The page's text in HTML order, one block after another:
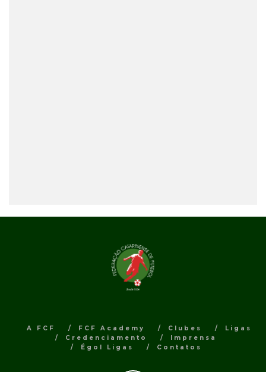
A FCF FCF Academy Clubes
Ligas
Credenciamento
Imprensa
Égol Ligas
Contatos